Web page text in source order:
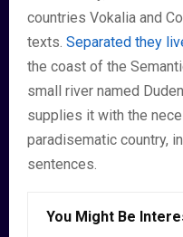
countries Vokalia and
texts. Separated they
the coast of the
small river named
supplies it with the
paradisematic country,
sentences.
You Might Be